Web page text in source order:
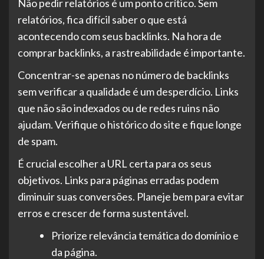
Não pedir relatórios é um ponto crítico. Sem
relatórios, fica difícil saber o que está
acontecendo com seus backlinks. Na hora de
comprar backlinks, a rastreabilidade é importante.
Concentrar-se apenas no número de backlinks
sem verificar a qualidade é um desperdício. Links
que não são indexados ou de redes ruins não
ajudam. Verifique o histórico do site e fique longe
de spam.
É crucial escolher a URL certa para os seus
objetivos. Links para páginas erradas podem
diminuir suas conversões. Planeje bem para evitar
erros e crescer de forma sustentável.
Priorize relevância temática do domínio e
da página.